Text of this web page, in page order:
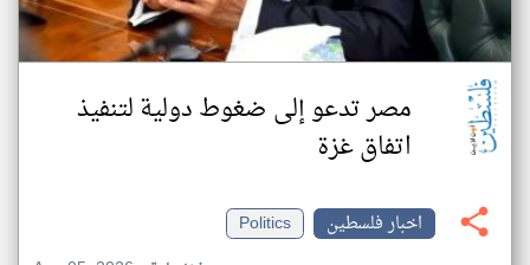
مصر تدعو إلى ضغوط دولية لتنفيذ
اتفاق غزة
اخبار فلسطين
Politics